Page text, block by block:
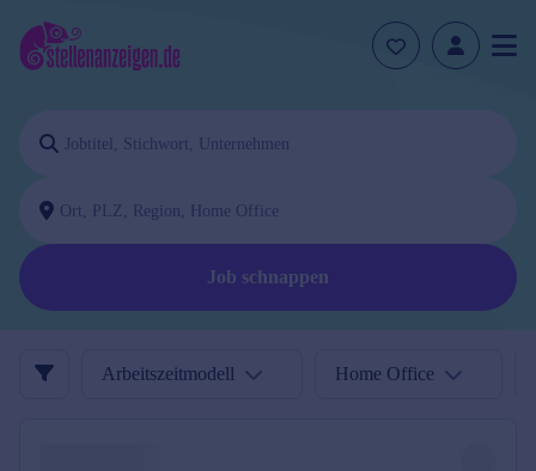
Job schnappen
Arbeitszeitmodell Home Office